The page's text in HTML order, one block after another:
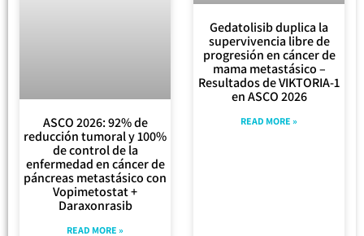
ASCO 2026: 92% de
reducción tumoral y 100%
de control de la
enfermedad en cáncer de
páncreas metastásico con
Vopimetostat +
Daraxonrasib
READ MORE »
Gedatolisib duplica la
supervivencia libre de
progresión en cáncer de
mama metastásico –
Resultados de VIKTORIA-1
en ASCO 2026
READ MORE »